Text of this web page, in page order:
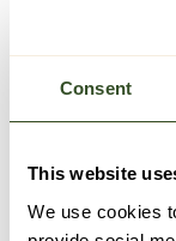
Consent
This website
We use cookies
helst uten
muligheter for
Ved hjelp av en
deg på en trygg
posisjoner, og